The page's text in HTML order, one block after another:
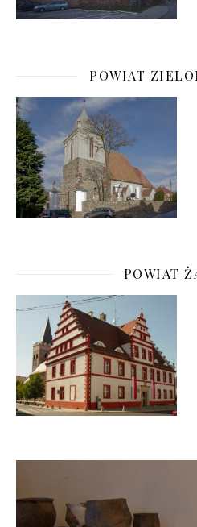
POWIAT
POWIAT